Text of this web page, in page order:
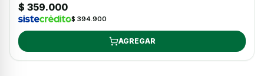
$ 359.000
$ 394.900
AGREGAR